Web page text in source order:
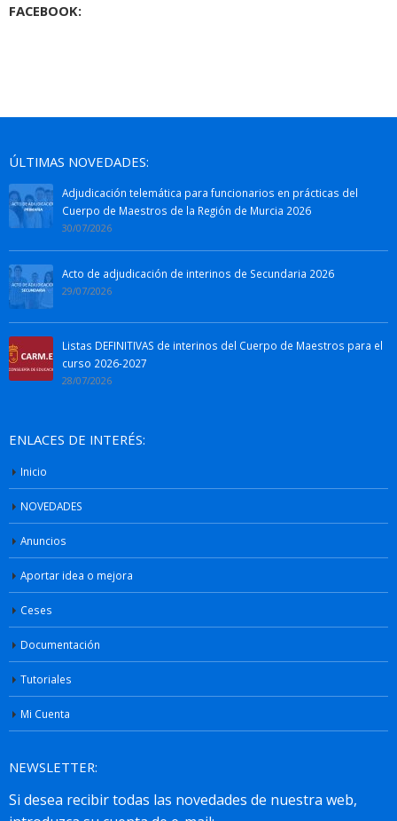
FACEBOOK:
ÚLTIMAS NOVEDADES:
Adjudicación telemática para funcionarios en prácticas del
Cuerpo de Maestros de la Región de Murcia 2026
30/07/2026
Acto de adjudicación de interinos de Secundaria 2026
29/07/2026
Listas DEFINITIVAS de interinos del Cuerpo de Maestros para el
curso 2026-2027
28/07/2026
ENLACES DE INTERÉS:
Inicio
NOVEDADES
Anuncios
Aportar idea o mejora
Ceses
Documentación
Tutoriales
Mi Cuenta
NEWSLETTER: